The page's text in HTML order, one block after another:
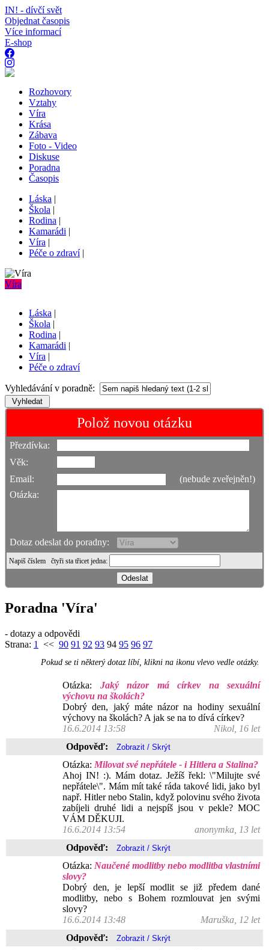
IN! - dívčí svět
Objednat časopis
Více informací
E-shop
Rozhovory
Vztahy
Víra
Krása
Zábava
Foto - Video
Diskuse
Poradna
Časopis
Láska |
Škola |
Rodina |
Kamarádi |
Víra |
Péče o zdraví|
Víra
Láska |
Škola |
Rodina |
Kamarádi |
Víra |
Péče o zdraví
Vyhledávání v poradně:
Polož novou otázku
Přezdívka:
Věk:
Email:
(nebude zveřejněn!)
Otázka:
Dotaz odeslat do poradny:
Napiš číslem čtyři sta třicet jedna:
Poradna 'Víra'
- dotazy a odpovědi
Strana: 1 << 90 91 92 93 94 95 96 97
Pokud se ti některý dotaz líbí, klikni na ikonu vlevo vedle otázky.
Otázka: Jaký názor má církev na sexuální
výchovu na školách?
Dobrý den, jaký máte názor na hodiny sexuální
výchovy na školách? A jak se na to dívá církev?
16.6.2014 13:58
Nikol, 16 let
Odpověď:
Otázka: Milovat své nepřátele - i Hitlera a Stalina?
Ahoj IN! :). Mám dotaz. Ježíš řekl: \"Milujte své
nepřátele\". Mám mít také ráda takové lidi, jako byl
např. Hitler nebo Stalin, když polovinu svého života
zabíjeli druhé lidi a nejspíš jsou v pekle? MOC
VÁM DĚKUJI.
16.6.2014 13:54
anonymka, 13 let
Odpověď:
Otázka: Naučené modlitby nebo modlitba vlastními
slovy?
Dobrý den, je lepší modlit se již předem dané
modlitby, nebo s Bohem rozmlouvat jen svými
slovy?
16.6.2014 13:48
Maruška, 12 let
Odpověď: